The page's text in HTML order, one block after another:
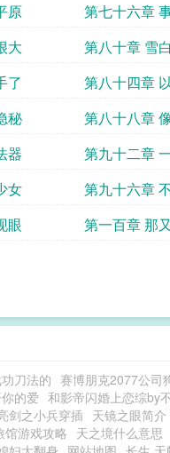
原
第七十六章
大
第八十章 雪
了
第八十四章
秘
第八十八章
器
第九十二章
女
第九十六章
眼 第一百章 那
刀法的
赛博朋克2077公司
的爱 和影帝闪婚上恋综by
剑之小兵穿插 天镜之眼简介
馆游戏攻略 天之境什么意思